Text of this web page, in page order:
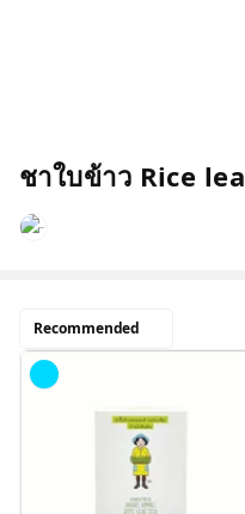
ชาใบข้าว Rice
Recommended